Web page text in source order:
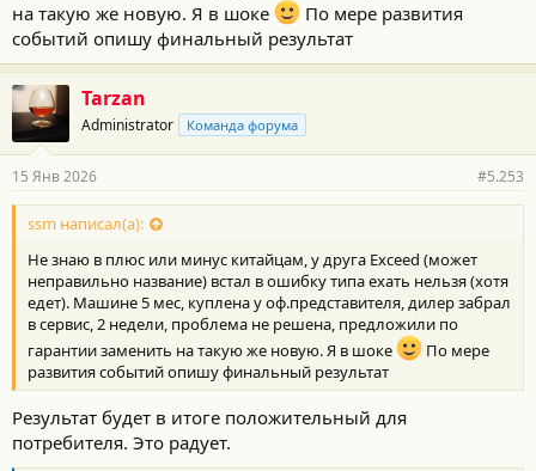
на такую же новую. Я в шоке
По мере развития
событий опишу финальный результат
Tarzan
Administrator Команда форума
15 Янв 2026 #5.253
ssm написал(а):
Не знаю в плюс или минус китайцам, у друга Exceed (может
неправильно название) встал в ошибку типа ехать нельзя (хотя
едет). Машине 5 мес, куплена у оф.представителя, дилер забрал
в сервис, 2 недели, проблема не решена, предложили по
гарантии заменить на такую же новую. Я в шоке
По мере
развития событий опишу финальный результат
Результат будет в итоге положительный для
потребителя. Это радует.